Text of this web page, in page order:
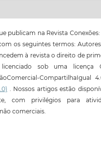
publicam na Revista
os seguintes termos:
à revista o direito de
sob uma licença
CompartilhaIgual
. Nossos artigos estão
com privilégios para
comerciais.